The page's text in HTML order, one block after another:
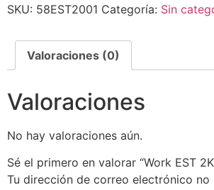
SKU: 58EST2001 Categoría: Sin
Valoraciones (0)
Valoraciones
No hay valoraciones aún.
Sé el primero en valorar “Work EST
Tu dirección de correo electrónico no